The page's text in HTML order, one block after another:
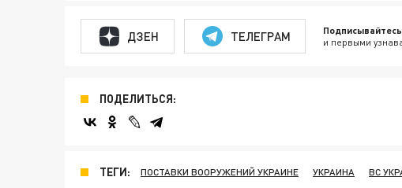
ДЗЕН ТЕЛЕГРАМ и первыми
ПОДЕЛИТЬСЯ:
ТЕГИ: ПОСТАВКИ ВООРУЖЕНИЙ УКРАИНЕ УКРАИНА ВС